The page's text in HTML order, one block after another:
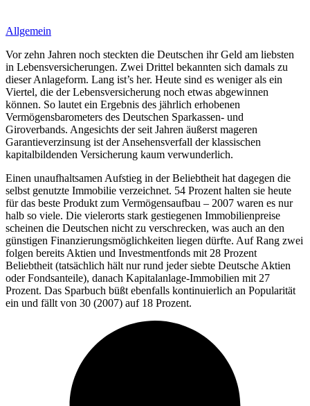
Allgemein
Vor zehn Jahren noch steckten die Deutschen ihr Geld am liebsten
in Lebensversicherungen. Zwei Drittel bekannten sich damals zu
dieser Anlageform. Lang ist’s her. Heute sind es weniger als ein
Viertel, die der Lebensversicherung noch etwas abgewinnen
können. So lautet ein Ergebnis des jährlich erhobenen
Vermögensbarometers des Deutschen Sparkassen- und
Giroverbands. Angesichts der seit Jahren äußerst mageren
Garantieverzinsung ist der Ansehensverfall der klassischen
kapitalbildenden Versicherung kaum verwunderlich.
Einen unaufhaltsamen Aufstieg in der Beliebtheit hat dagegen die
selbst genutzte Immobilie verzeichnet. 54 Prozent halten sie heute
für das beste Produkt zum Vermögensaufbau – 2007 waren es nur
halb so viele. Die vielerorts stark gestiegenen Immobilienpreise
scheinen die Deutschen nicht zu verschrecken, was auch an den
günstigen Finanzierungsmöglichkeiten liegen dürfte. Auf Rang zwei
folgen bereits Aktien und Investmentfonds mit 28 Prozent
Beliebtheit (tatsächlich hält nur rund jeder siebte Deutsche Aktien
oder Fondsanteile), danach Kapitalanlage-Immobilien mit 27
Prozent. Das Sparbuch büßt ebenfalls kontinuierlich an Popularität
ein und fällt von 30 (2007) auf 18 Prozent.